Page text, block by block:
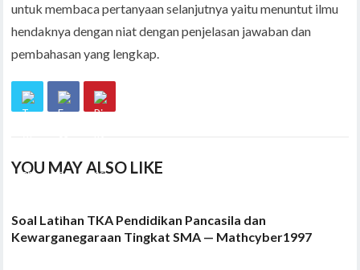
untuk membaca pertanyaan selanjutnya yaitu menuntut ilmu
hendaknya dengan niat dengan penjelasan jawaban dan
pembahasan yang lengkap.
YOU MAY ALSO LIKE
Soal Latihan TKA Pendidikan Pancasila dan
Kewarganegaraan Tingkat SMA — Mathcyber1997